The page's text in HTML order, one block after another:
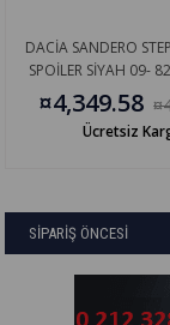
DACİA SANDERO
SPOİLER SİYAH 09-
¤4,349.58
Ücretsiz
SİPARİŞ ÖNCESİ